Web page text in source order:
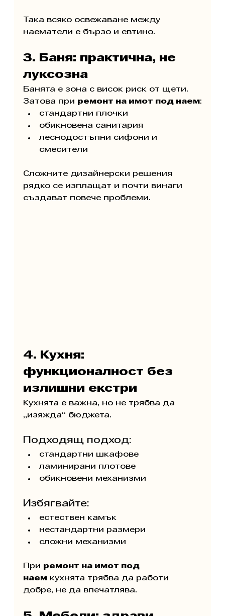
Така всяко освежаване между
наематели е бързо и евтино.
3. Баня: практична, не
луксозна
Банята е зона с висок риск от щети.
Затова при ремонт на имот под наем:
стандартни плочки
обикновена санитария
леснодостъпни сифони и
смесители
Сложните дизайнерски решения
рядко се изплащат и почти винаги
създават повече проблеми.
4. Кухня:
функционалност без
излишни екстри
Кухнята е важна, но не трябва да
„изяжда“ бюджета.
Подходящ подход:
стандартни шкафове
ламинирани плотове
обикновени механизми
Избягвайте:
естествен камък
нестандартни размери
сложни механизми
При ремонт на имот под
наем кухнята трябва да работи
добре, не да впечатлява.